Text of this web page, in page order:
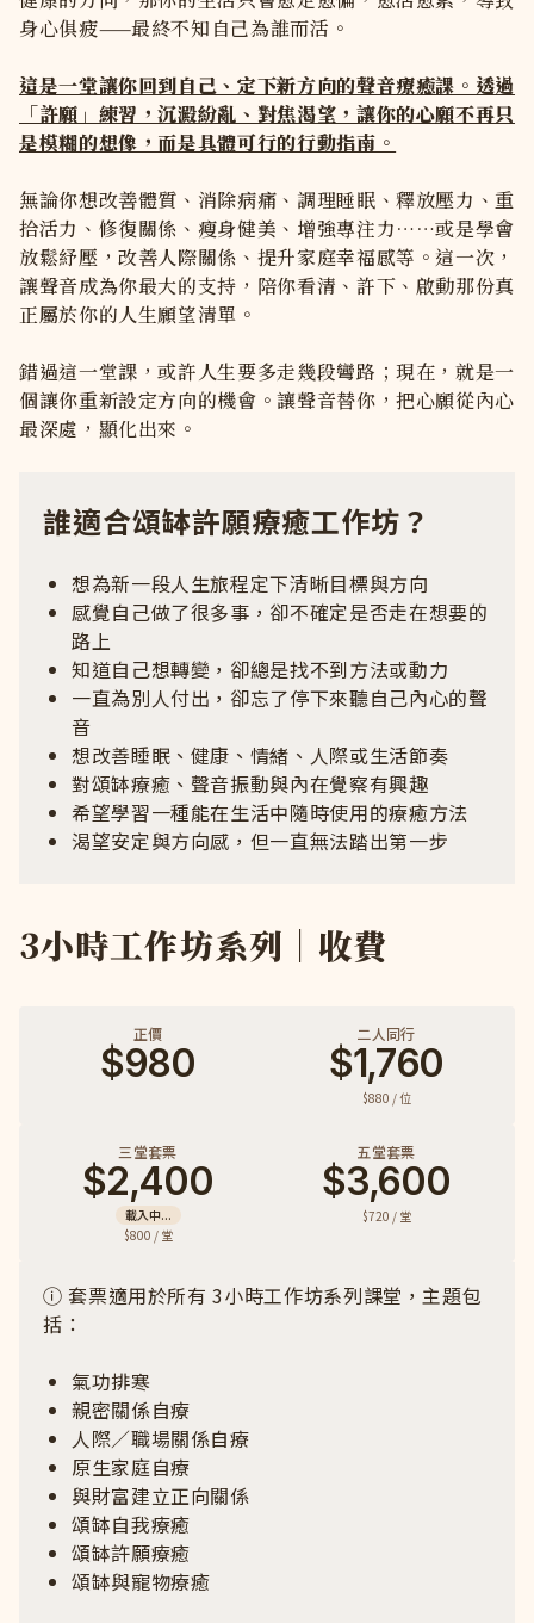
身心俱疲——最終不知自己為誰而活。
這是一堂讓你回到自己、定下新方向的聲音療癒課。透過
「許願」練習，沉澱紛亂、對焦渴望，讓你的心願不再只
是模糊的想像，而是具體可行的行動指南。
無論你想改善體質、消除病痛、調理睡眠、釋放壓力、重
拾活力、修復關係、瘦身健美、增強專注力……或是學會
放鬆紓壓，改善人際關係、提升家庭幸福感等。這一次，
讓聲音成為你最大的支持，陪你看清、許下、啟動那份真
正屬於你的人生願望清單。
錯過這一堂課，或許人生要多走幾段彎路；現在，就是一
個讓你重新設定方向的機會。讓聲音替你，把心願從內心
最深處，顯化出來。
誰適合頌缽許願療癒工作坊？
想為新一段人生旅程定下清晰目標與方向
感覺自己做了很多事，卻不確定是否走在想要的
路上
知道自己想轉變，卻總是找不到方法或動力
一直為別人付出，卻忘了停下來聽自己內心的聲
音
想改善睡眠、健康、情緒、人際或生活節奏
對頌缽療癒、聲音振動與內在覺察有興趣
希望學習一種能在生活中隨時使用的療癒方法
渴望安定與方向感，但一直無法踏出第一步
3小時工作坊系列｜收費
正價
$980
二人同行
$1,760
$880 / 位
三堂套票
$2,400
載入中...
$800 / 堂
五堂套票
$3,600
$720 / 堂
ⓘ 套票適用於所有 3小時工作坊系列課堂，主題包
括：
氣功排寒
親密關係自療
人際／職場關係自療
原生家庭自療
與財富建立正向關係
頌缽自我療癒
頌缽許願療癒
頌缽與寵物療癒